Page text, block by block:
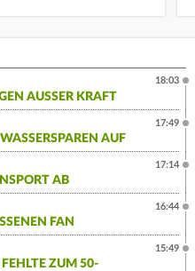
AUSSER KRAFT
18:03
AUF
17:49
AB
17:14
FAN
16:44
ZUM 50-
15:49